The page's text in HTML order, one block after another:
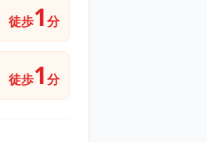
徒歩1分
徒歩1分